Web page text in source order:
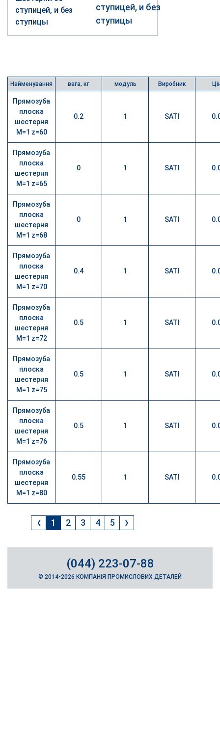
ступицей, и без
ступицы
Найменування вага, кг модуль Виробник
Прямозуба
плоска
шестерня
М=1 z=60
0.2 1 SATI
Прямозуба
плоска
шестерня
М=1 z=65
0 1 SATI
Прямозуба
плоска
шестерня
М=1 z=68
0 1 SATI
Прямозуба
плоска
шестерня
М=1 z=70
0.4 1 SATI
Прямозуба
плоска
шестерня
М=1 z=72
0.5 1 SATI
Прямозуба
плоска
шестерня
М=1 z=75
0.5 1 SATI
Прямозуба
плоска
шестерня
М=1 z=76
0.5 1 SATI
Прямозуба
плоска
шестерня
М=1 z=80
0.55 1 SATI
‹ 1 2 3 4 5 ›
(044) 223-07-88
© 2014-2026 КОМПАНІЯ ПРОМИСЛОВИХ ДЕТАЛЕЙ